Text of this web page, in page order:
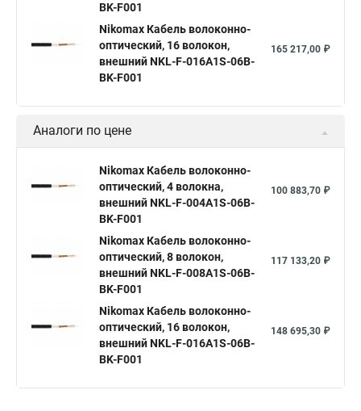
BK-F001
Nikomax Кабель волоконно-
оптический, 16 волокон,
внешний NKL-F-016A1S-06B-
BK-F001
165 217,00 ₽
Аналоги по цене
Nikomax Кабель волоконно-
оптический, 4 волокна,
внешний NKL-F-004A1S-06B-
BK-F001
100 883,70 ₽
Nikomax Кабель волоконно-
оптический, 8 волокон,
внешний NKL-F-008A1S-06B-
BK-F001
117 133,20 ₽
Nikomax Кабель волоконно-
оптический, 16 волокон,
внешний NKL-F-016A1S-06B-
BK-F001
148 695,30 ₽